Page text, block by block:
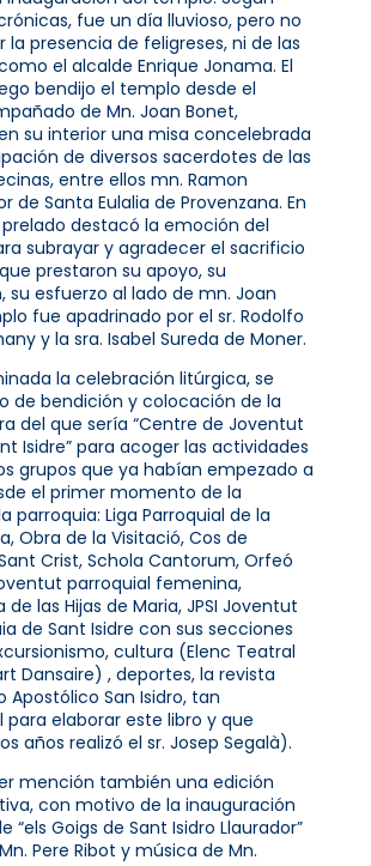
fue un día lluvioso, pero no
la presencia de feligreses, ni de las
el alcalde Enrique Jonama. El
bendijo el templo desde el
de Mn. Joan Bonet,
su interior una misa concelebrada
de diversos sacerdotes de las
entre ellos mn. Ramon
de Santa Eulalia de Provenzana. En
destacó la emoción del
subrayar y agradecer el sacrificio
prestaron su apoyo, su
su esfuerzo al lado de mn. Joan
fue apadrinado por el sr. Rodolfo
y la sra. Isabel Sureda de Moner.
la celebración litúrgica, se
de bendición y colocación de la
del que sería “Centre de Joventut
Isidre” para acoger las actividades
grupos que ya habían empezado a
el primer momento de la
parroquia: Liga Parroquial de la
Obra de la Visitació, Cos de
Crist, Schola Cantorum, Orfeó
parroquial femenina,
las Hijas de Maria, JPSI Joventut
de Sant Isidre con sus secciones
cultura (Elenc Teatral
Dansaire) , deportes, la revista
Apostólico San Isidro, tan
elaborar este libro y que
años realizó el sr. Josep Segalà).
mención también una edición
con motivo de la inauguración
“els Goigs de Sant Isidro Llaurador”
Pere Ribot y música de Mn.